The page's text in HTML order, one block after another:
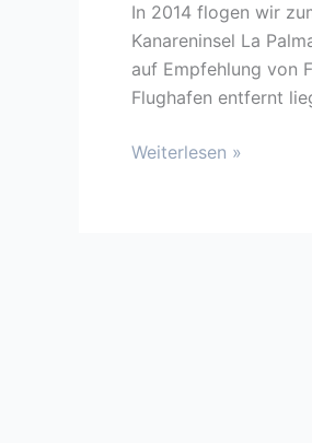
In 2014 flogen wir
Kanareninsel La
auf Empfehlung von
Flughafen entfernt
Weiterlesen »